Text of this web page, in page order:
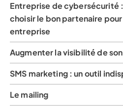
Entreprise de cybersécurité
choisir le bon partenaire
entreprise
Augmenter la visibilité de
SMS marketing : un outil
Le mailing